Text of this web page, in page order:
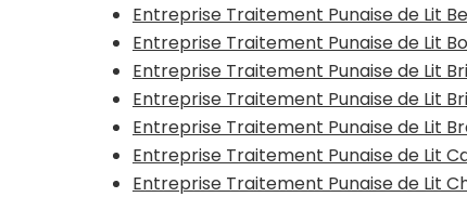
Entreprise Traitement Punaise de Lit
Entreprise Traitement Punaise de Lit
Entreprise Traitement Punaise de Lit
Entreprise Traitement Punaise de Lit
Entreprise Traitement Punaise de Lit
Entreprise Traitement Punaise de Lit
Entreprise Traitement Punaise de Lit